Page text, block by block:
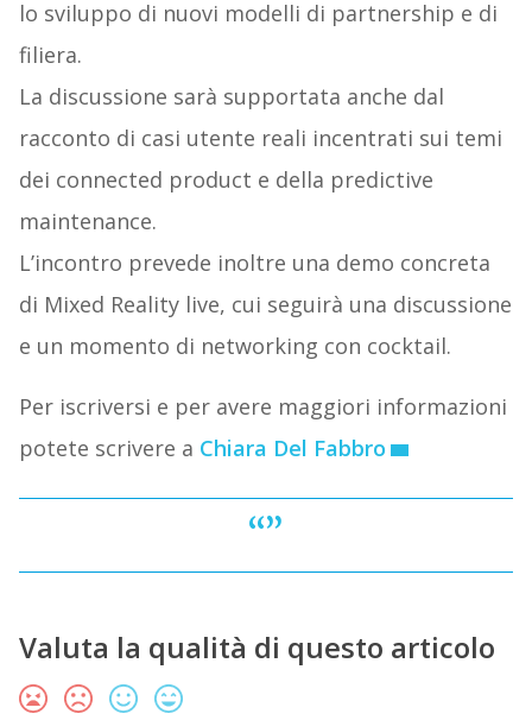
lo sviluppo di nuovi modelli di partnership e di
filiera.
La discussione sarà supportata anche dal
racconto di casi utente reali incentrati sui temi
dei connected product e della predictive
maintenance.
L’incontro prevede inoltre una demo concreta
di Mixed Reality live, cui seguirà una discussione
e un momento di networking con cocktail.
Per iscriversi e per avere maggiori informazioni
potete scrivere a Chiara Del Fabbro
Valuta la qualità di questo articolo